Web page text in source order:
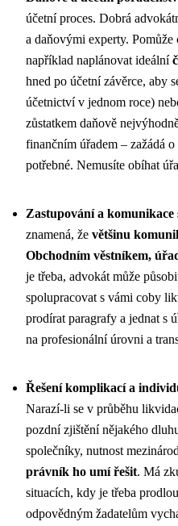
účetní proces. Dobrá
a daňovými experty.
například naplánovat ideální
hned po účetní závěrce, aby
účetnictví v jednom roce)
zůstatkem daňově
finančním úřadem – zažádá
potřebné. Nemusíte obíhat
Zastupování a komunikace
znamená, že většinu
Obchodním věstníkem,
je třeba, advokát může
spolupracovat s vámi coby
prodírat paragrafy a jednat s
na profesionální úrovni a
Řešení komplikací a
Narazí-li se v průběhu
pozdní zjištění nějakého
společníky, nutnost
právník ho umí řešit. Má
situacích, kdy je třeba
odpovědným žadatelům